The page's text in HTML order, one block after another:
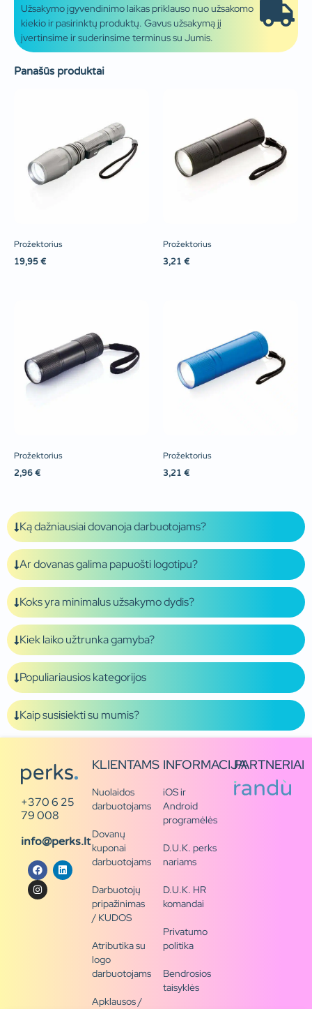
Užsakymo įgyvendinimo laikas priklauso nuo užsakomo
kiekio ir pasirinktų produktų. Gavus užsakymą jį
įvertinsime ir suderinsime terminus su Jumis.
Panašūs produktai
Prožektorius
19,95 €
Prožektorius
3,21 €
Prožektorius
2,96 €
Prožektorius
3,21 €
Ką dažniausiai dovanoja darbuotojams?
Ar dovanas galima papuošti logotipu?
Koks yra minimalus užsakymo dydis?
Kiek laiko užtrunka gamyba?
Populiariausios kategorijos
Kaip susisiekti su mumis?
+370 6 25
79 008
info@perks.lt
KLIENTAMS
Nuolaidos
darbuotojams
Dovanų
kuponai
darbuotojams
Darbuotojų
pripažinimas
/ KUDOS
Atributika su
logo
darbuotojams
Apklausos /
INFORMACIJA
iOS ir
Android
programėlės
D.U.K. perks
nariams
D.U.K. HR
komandai
Privatumo
politika
Bendrosios
taisyklės
PARTNERIAI